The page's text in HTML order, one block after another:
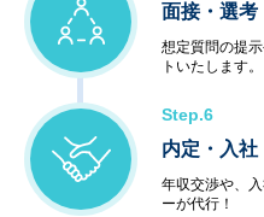
面接・選考
想定質問の提
トいたします。
Step.6
内定・入社
年収交渉や、
ーが代行！